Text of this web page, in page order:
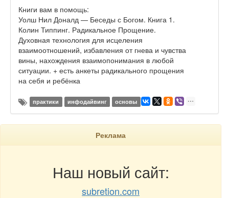
Книги вам в помощь:
Уолш Нил Доналд — Беседы с Богом. Книга 1.
Колин Типпинг. Радикальное Прощение.
Духовная технология для исцеления
взаимоотношений, избавления от гнева и чувства
вины, нахождения взаимопонимания в любой
ситуации. + есть анкеты радикального прощения
на себя и ребёнка
практики инфодайвинг основы
Реклама
Наш новый сайт:
subretion.com